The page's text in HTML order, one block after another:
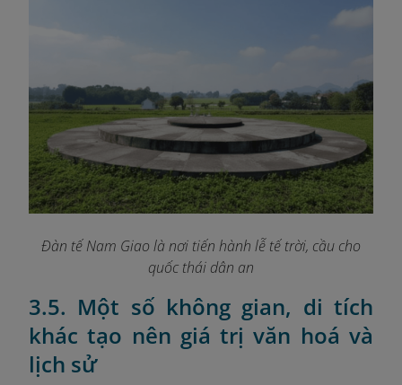
Đàn tế Nam Giao là nơi tiến hành lễ tế trời, cầu cho
quốc thái dân an
3.5. Một số không gian, di tích
khác tạo nên giá trị văn hoá và
lịch sử